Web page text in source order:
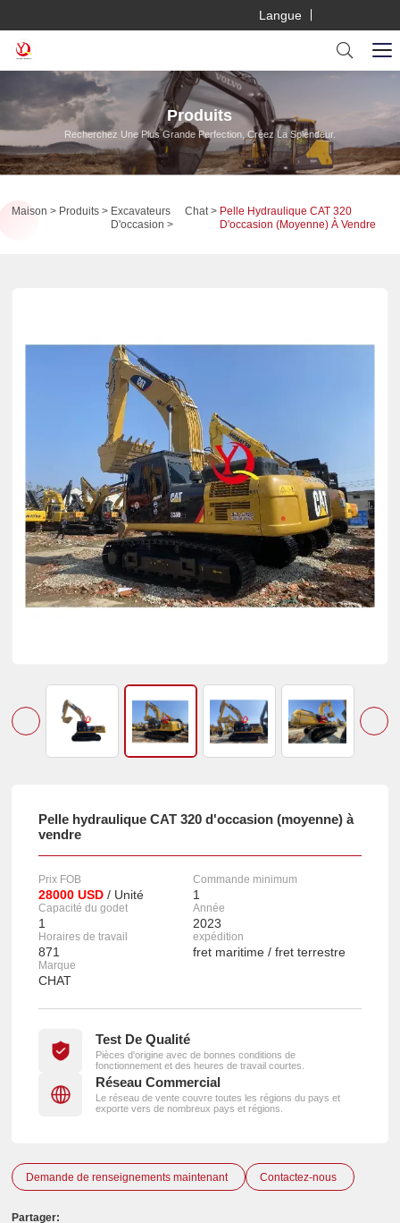
Langue
Produits
Recherchez Une Plus Grande Perfection, Créez La Splendeur.
Maison Produits
Excavateurs
D'occasion
Chat
Pelle Hydraulique CAT 320
D'occasion (moyenne) À Vendre
Pelle hydraulique CAT 320 d'occasion (moyenne) à
vendre
Prix FOB
28000 USD/ Unité
Commande minimum
1
Capacité du godet
1
Année
2023
Horaires de travail
871
expédition
fret maritime / fret terrestre
Marque
CHAT
Test De Qualité
Pièces d'origine avec de bonnes conditions de
fonctionnement et des heures de travail courtes.
Réseau Commercial
Le réseau de vente couvre toutes les régions du pays et
exporte vers de nombreux pays et régions.
Demande de renseignements maintenant Contactez-nous
Partager: